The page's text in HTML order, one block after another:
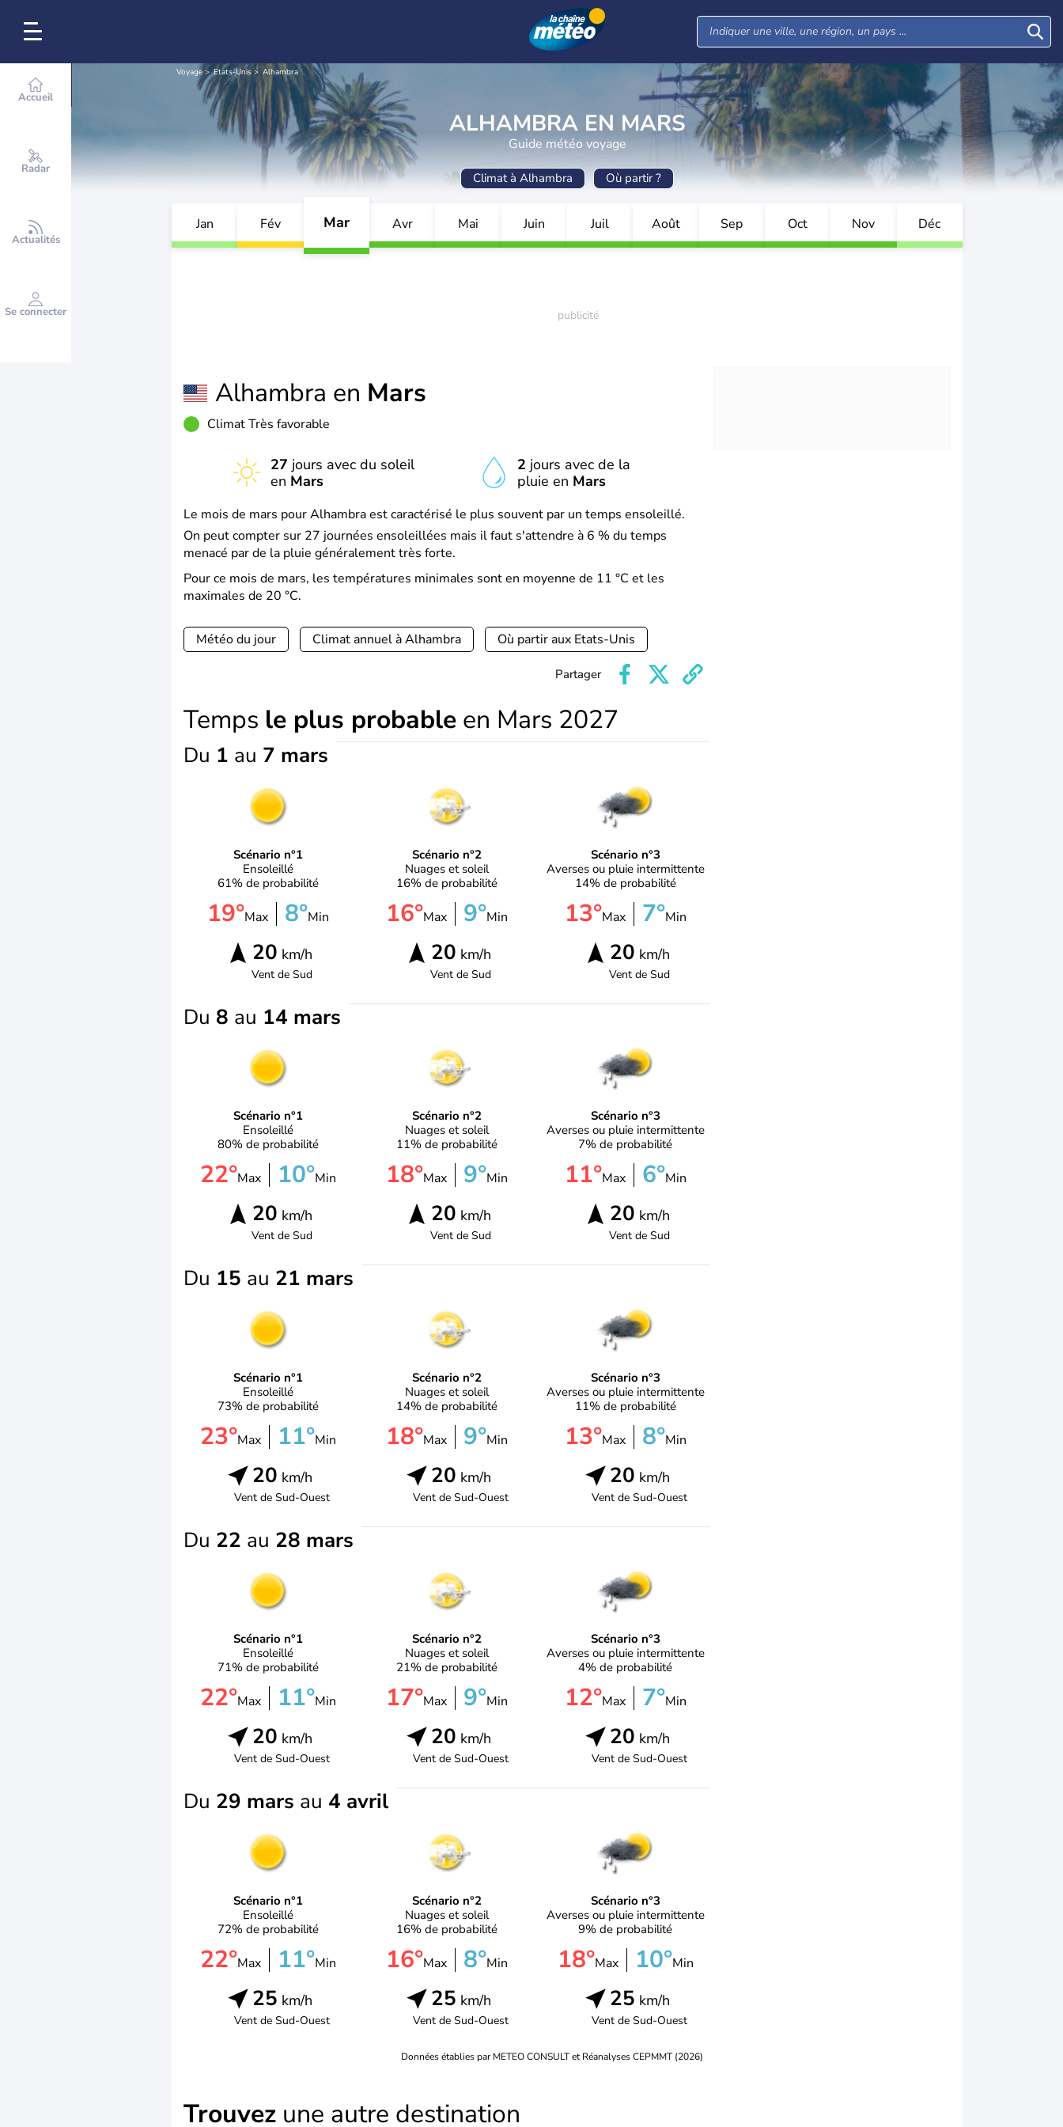
Accueil
Radar
Actualités
Se connecter
Voyage Etats-Unis Alhambra
ALHAMBRA EN MARS
Guide météo voyage
Climat à Alhambra Où partir ?
Jan Fév Mar Avr Mai Juin Juil Août Sep Oct Nov Déc
Alhambra en Mars
Climat Très favorable
27 jours avec du soleil
en Mars
2 jours avec de la
pluie en Mars
Le mois de mars pour Alhambra est caractérisé le plus souvent par un temps ensoleillé.
On peut compter sur 27 journées ensoleillées mais il faut s'attendre à 6 % du temps
menacé par de la pluie généralement très forte.
Pour ce mois de mars, les températures minimales sont en moyenne de 11 °C et les
maximales de 20 °C.
Météo du jour Climat annuel à Alhambra Où partir aux Etats-Unis
Partager
Temps le plus probable en Mars 2027
Du 1 au 7 mars
Scénario n°1
Ensoleillé
61% de probabilité
19°Max 8°Min
20 km/h
Vent deSud
Scénario n°2
Nuages et soleil
16% de probabilité
16°Max 9°Min
20 km/h
Vent deSud
Scénario n°3
Averses ou pluie intermittente
14% de probabilité
13°Max 7°Min
20 km/h
Vent deSud
Du 8 au 14 mars
Scénario n°1
Ensoleillé
80% de probabilité
22°Max 10°Min
20 km/h
Vent deSud
Scénario n°2
Nuages et soleil
11% de probabilité
18°Max 9°Min
20 km/h
Vent deSud
Scénario n°3
Averses ou pluie intermittente
7% de probabilité
11°Max 6°Min
20 km/h
Vent deSud
Du 15 au 21 mars
Scénario n°1
Ensoleillé
73% de probabilité
23°Max 11°Min
20 km/h
Vent deSud-Ouest
Scénario n°2
Nuages et soleil
14% de probabilité
18°Max 9°Min
20 km/h
Vent deSud-Ouest
Scénario n°3
Averses ou pluie intermittente
11% de probabilité
13°Max 8°Min
20 km/h
Vent deSud-Ouest
Du 22 au 28 mars
Scénario n°1
Ensoleillé
71% de probabilité
22°Max 11°Min
20 km/h
Vent deSud-Ouest
Scénario n°2
Nuages et soleil
21% de probabilité
17°Max 9°Min
20 km/h
Vent deSud-Ouest
Scénario n°3
Averses ou pluie intermittente
4% de probabilité
12°Max 7°Min
20 km/h
Vent deSud-Ouest
Du 29 mars au 4 avril
Scénario n°1
Ensoleillé
72% de probabilité
22°Max 11°Min
25 km/h
Vent deSud-Ouest
Scénario n°2
Nuages et soleil
16% de probabilité
16°Max 8°Min
25 km/h
Vent deSud-Ouest
Scénario n°3
Averses ou pluie intermittente
9% de probabilité
18°Max 10°Min
25 km/h
Vent deSud-Ouest
Données établies par METEO CONSULT et Réanalyses CEPMMT (2026)
Trouvez une autre destination